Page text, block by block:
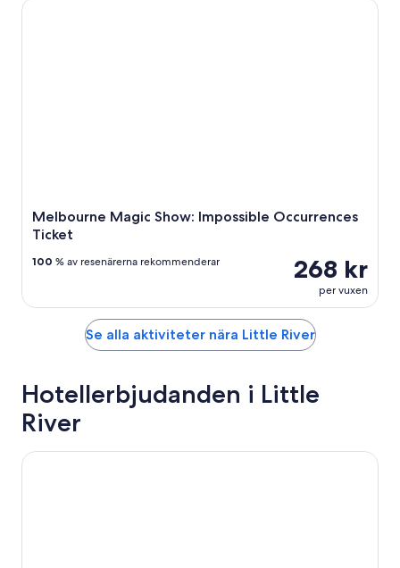
Melbourne Magic Show: Impossible Occurrences
Ticket
268 kr
per vuxen
100 % av resenärerna rekommenderar
Melbourne Magic Show: Impossible Occurrences Ticket
Se alla aktiviteter nära Little River
Hotellerbjudanden i Little
River
Little River Bed & Breakfast